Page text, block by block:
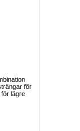
för
för lägre